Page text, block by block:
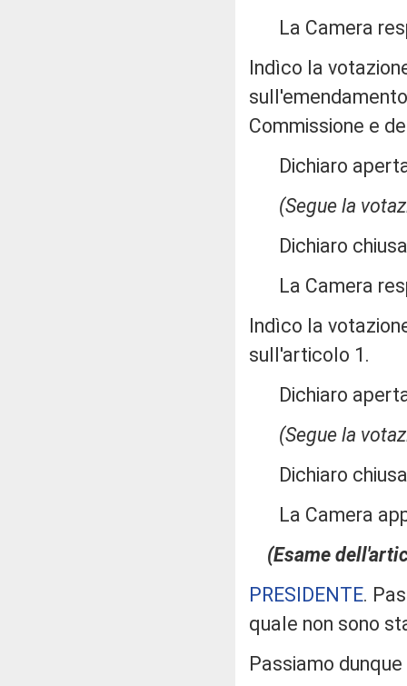
La Camera
Indìco la
Commissione e
Dichiaro
(Segue la
Dichiaro
La Camera
Indìco la
sull'articolo 1.
Dichiaro
(Segue la
Dichiaro
La Camera
(Esame
PRESIDENTE.
quale non sono
Passiamo dunque